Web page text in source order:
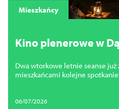
Mieszkańcy
Kino plenerowe w
Dwa wtorkowe letnie seanse już
mieszkańcami kolejne
06/07/2026